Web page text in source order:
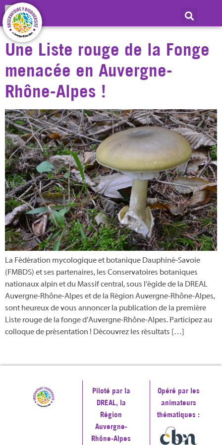
Jour : 10 mars 2023
Une Liste rouge de la Fonge
menacée en Auvergne-
Rhône-Alpes !
La Fédération mycologique et botanique Dauphiné-Savoie
(FMBDS) et ses partenaires, les Conservatoires botaniques
nationaux alpin et du Massif central, sous l’égide de la DREAL
Auvergne-Rhône-Alpes et de la Région Auvergne-Rhône-Alpes,
sont heureux de vous annoncer la publication de la première
Liste rouge de la fonge d’Auvergne-Rhône-Alpes. Participez au
colloque de présentation ! Découvrez les résultats […]
Piloté par la
DREAL, la
Région
Auvergne-
Rhône-Alpes
Opéré par les
animateurs
thématiques :